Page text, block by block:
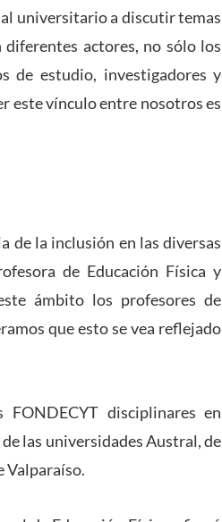
universitario a discutir temas
diferentes actores, no sólo los
de estudio, investigadores y
este vínculo entre nosotros es
de la inclusión en las diversas
de Educación Física y
ámbito los profesores de
que esto se vea reflejado
disciplinares en
las universidades Austral, de
Valparaíso.